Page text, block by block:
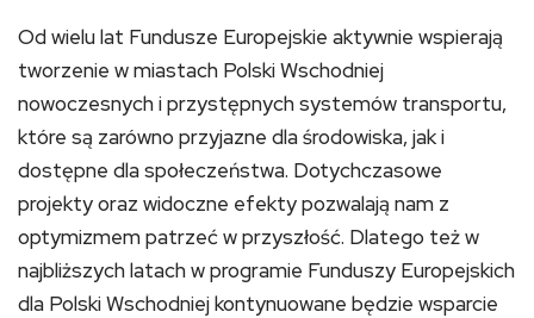
Od wielu lat Fundusze Europejskie aktywnie wspierają
tworzenie w miastach Polski Wschodniej
nowoczesnych i przystępnych systemów transportu,
które są zarówno przyjazne dla środowiska, jak i
dostępne dla społeczeństwa. Dotychczasowe
projekty oraz widoczne efekty pozwalają nam z
optymizmem patrzeć w przyszłość. Dlatego też w
najbliższych latach w programie Funduszy Europejskich
dla Polski Wschodniej kontynuowane będzie wsparcie